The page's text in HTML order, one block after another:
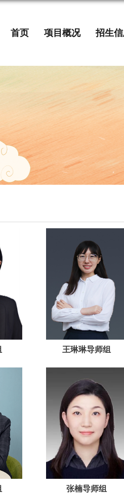
首页 项目概况 招生
王琳琳导师组
张楠导师组